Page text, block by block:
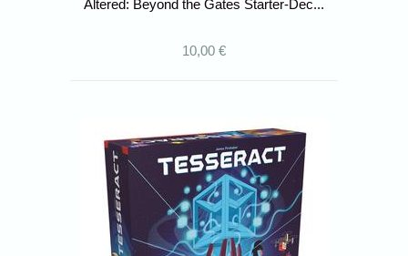
Altered: Beyond the Gates Starter-Dec...
10,00 €